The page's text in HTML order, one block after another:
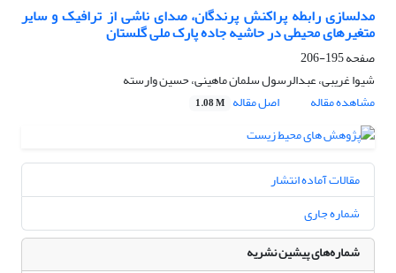
مدلسازی رابطه پراکنش پرندگان، صدای ناشی از ترافیک و سایر
متغیرهای محیطی در حاشیه جاده پارک ملی گلستان
صفحه195-206
شیوا غریبی، عبدالرسول سلمان ماهینی، حسین وارسته
مشاهده مقاله
اصل مقاله 1.08 M
مقالات آماده انتشار
شماره جاری
شماره‌های پیشین نشریه